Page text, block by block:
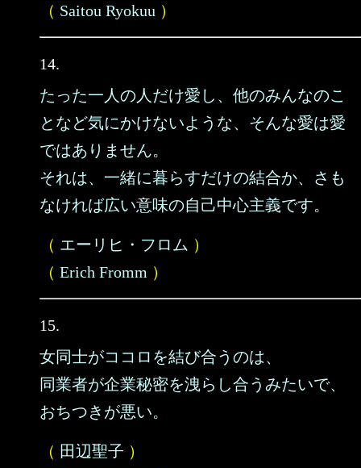
（ Saitou Ryokuu ）
14.
たった一人の人だけ愛し、他のみんなのこ
となど気にかけないような、そんな愛は愛
ではありません。
それは、一緒に暮らすだけの結合か、さも
なければ広い意味の自己中心主義です。
（ エーリヒ・フロム ）
（ Erich Fromm ）
15.
女同士がココロを結び合うのは、
同業者が企業秘密を洩らし合うみたいで、
おちつきが悪い。
（ 田辺聖子 ）